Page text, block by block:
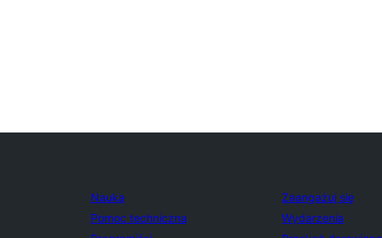
Nauka
Pomoc techniczna
Zaangażuj się
Wydarzenia